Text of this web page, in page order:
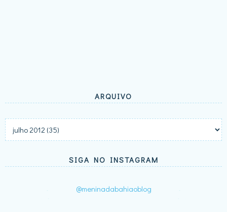
ARQUIVO
SIGA NO INSTAGRAM
@meninadabahiaoblog